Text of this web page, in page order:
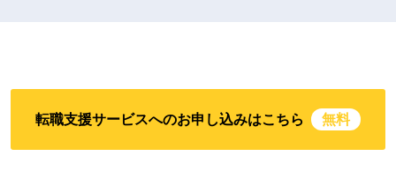
転職支援サービスへのお申し込みはこちら 無料